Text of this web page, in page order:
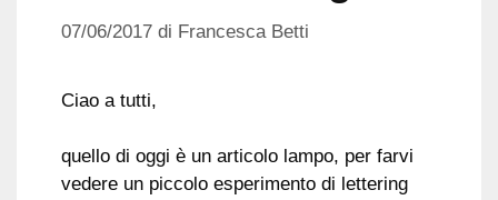
07/06/2017 di Francesca Betti
Ciao a tutti,
quello di oggi è un articolo lampo, per farvi
vedere un piccolo esperimento di lettering